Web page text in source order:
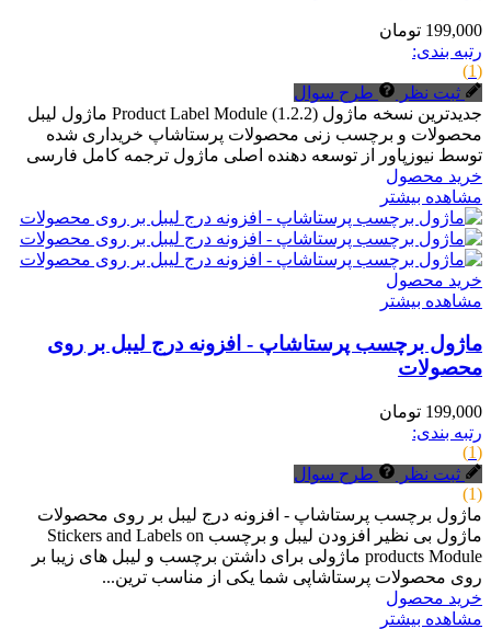
199,000 تومان
رتبه بندی:
(1)
ثبت نظر
طرح سوال
جدیدترین نسخه ماژول (1.2.2) Product Label Module ماژول لیبل
محصولات و برچسب زنی محصولات پرستاشاپ خریداری شده
توسط نیوزپاور از توسعه دهنده اصلی ماژول ترجمه کامل فارسی
خرید محصول
مشاهده بیشتر
خرید محصول
مشاهده بیشتر
ماژول برچسب پرستاشاپ - افزونه درج لیبل بر روی
محصولات
199,000 تومان
رتبه بندی:
(1)
ثبت نظر
طرح سوال
(1)
ماژول برچسب پرستاشاپ - افزونه درج لیبل بر روی محصولات
ماژول بی نظیر افزودن لیبل و برچسب Stickers and Labels on
products Module ماژولی برای داشتن برچسب و لیبل های زیبا بر
روی محصولات پرستاشاپی شما یکی از مناسب ترین...
خرید محصول
مشاهده بیشتر